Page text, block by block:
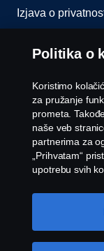
Izjava o
Kolačići
Javite nam se
Whistleblowing
Podešavanja
Politika o
Koristimo
za pružanje
prometa.
naše veb
partnerima za
„Prihvatam“
upotrebu svih
na
da prihvatite.